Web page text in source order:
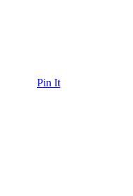
Pin It